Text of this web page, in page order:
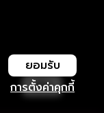
การตั้งค่าคุกกี้
ยอมรับ
เปิด